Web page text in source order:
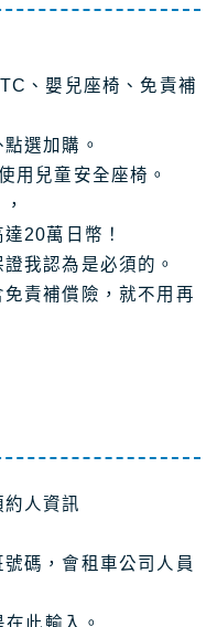
、嬰兒座椅、免責補
選加購。
用兒童安全座椅。
20萬日幣！
我認為是必須的。
責補償險，就不用再
人資訊
碼，會租車公司人員
此輸入。